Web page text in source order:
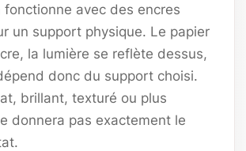
fonctionne avec des encres
un support physique. Le papier
la lumière se reflète dessus,
donc du support choisi.
brillant, texturé ou plus
donnera pas exactement le